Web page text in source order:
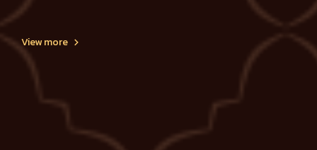
View more